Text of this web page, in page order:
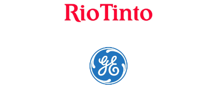
A Language Trainers é fornecedora preferencial de
cursos para